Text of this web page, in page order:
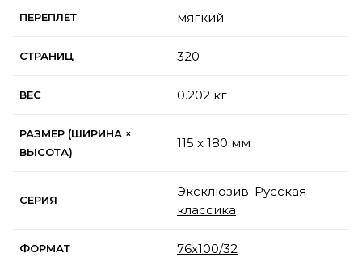
ПЕРЕПЛЕТ мягкий
СТРАНИЦ 320
ВЕС 0.202 кг
РАЗМЕР (ШИРИНА ×
ВЫСОТА)
115 x 180 мм
СЕРИЯ
Эксклюзив: Русская
классика
ФОРМАТ 76x100/32